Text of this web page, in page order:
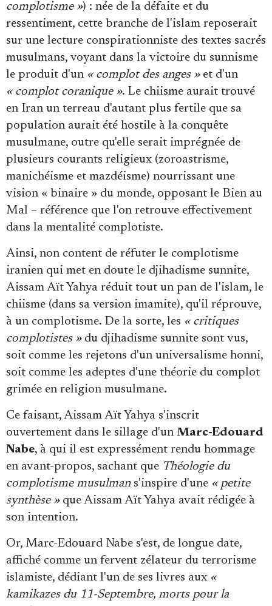
complotisme ») : née de la défaite et du
ressentiment, cette branche de l'islam reposerait
sur une lecture conspirationniste des textes sacrés
musulmans, voyant dans la victoire du sunnisme
le produit d'un « complot des anges »et d'un
« complot coranique ». Le chiisme aurait trouvé
en Iran un terreau d'autant plus fertile que sa
population aurait été hostile à la conquête
musulmane, outre qu'elle serait imprégnée de
plusieurs courants religieux (zoroastrisme,
manichéisme et mazdéisme) nourrissant une
vision « binaire » du monde, opposant le Bien au
Mal – référence que l'on retrouve effectivement
dans la mentalité complotiste.
Ainsi, non content de réfuter le complotisme
iranien qui met en doute le djihadisme sunnite,
Aissam Aït Yahya réduit tout un pan de l'islam, le
chiisme (dans sa version imamite), qu'il réprouve,
à un complotisme. De la sorte, les « critiques
complotistes »du djihadisme sunnite sont vus,
soit comme les rejetons d'un universalisme honni,
soit comme les adeptes d'une théorie du complot
grimée en religion musulmane.
Ce faisant, Aissam Aït Yahya s'inscrit
ouvertement dans le sillage d'un Marc-Edouard
Nabe, à qui il est expressément rendu hommage
en avant-propos, sachant que Théologie du
complotisme musulman s'inspire d'une « petite
synthèse »que Aissam Aït Yahya avait rédigée à
son intention.
Or, Marc-Edouard Nabe s'est, de longue date,
affiché comme un fervent zélateur du terrorisme
islamiste, dédiant l'un de ses livres aux «
kamikazes du 11-Septembre, morts pour la